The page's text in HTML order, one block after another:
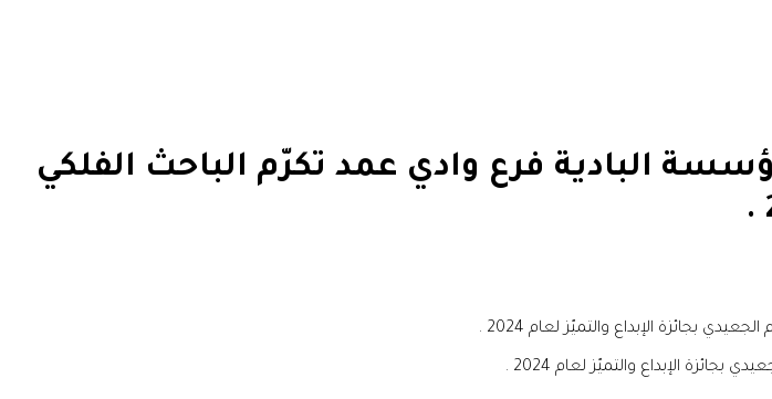
البادية فرع وادي عمد تكرّم الباحث الفلكي
بجائزة الإبداع والتميّز لعام 2024 .